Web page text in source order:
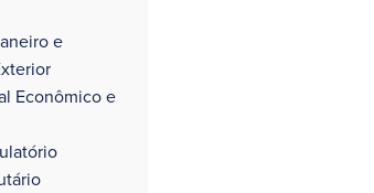
e
Econômico e